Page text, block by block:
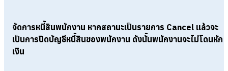
จัดการหนี้สินพนักงาน หากสถานะเป็นรายการ Cancel แล้วจะ
เป็นการปิดบัญชีหนี้สินของพนักงาน ดังนั้นพนักงานจะไม่โดนหัก
เงิน